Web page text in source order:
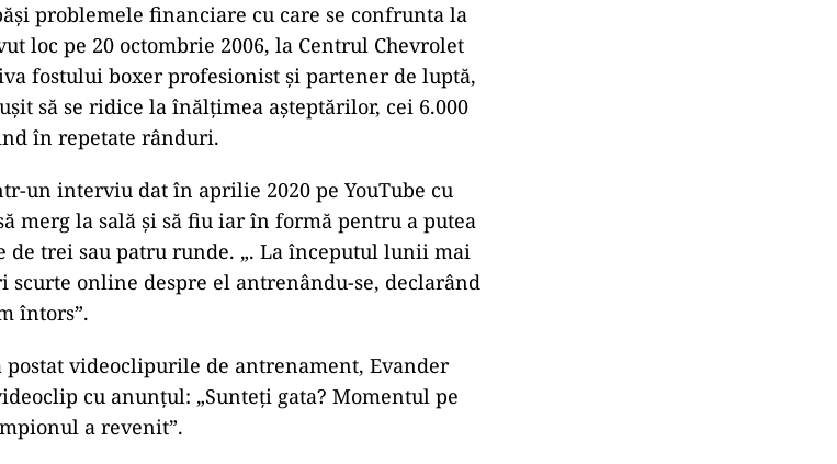
problemele financiare cu care se confrunta la
loc pe 20 octombrie 2006, la Centrul Chevrolet
fostului boxer profesionist și partener de luptă,
să se ridice la înălțimea așteptărilor, cei 6.000
în repetate rânduri.
un interviu dat în aprilie 2020 pe YouTube cu
merg la sală și să fiu iar în formă pentru a putea
trei sau patru runde. „. La începutul lunii mai
scurte online despre el antrenându-se, declarând
întors”.
postat videoclipurile de antrenament, Evander
cu anunțul: „Sunteți gata? Momentul pe
a revenit”.